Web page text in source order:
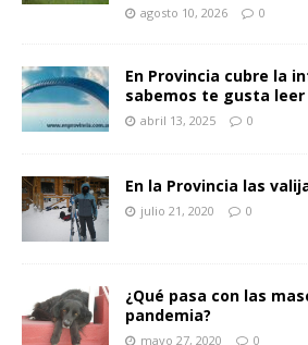
agosto 10, 2026 0
En Provincia cubre la
sabemos te gusta leer
abril 13, 2025 0
En la Provincia las
julio 21, 2020 0
¿Qué pasa con las
pandemia?
mayo 27, 2020 0